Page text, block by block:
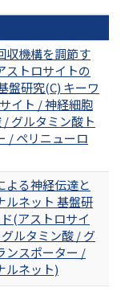
収機構を調節す
ストロサイトの
盤研究(C) キーワ
イト / 神経細胞
グルタミン酸ト
/ ペリニューロ
よる神経伝達と
ルネット 基盤研
(アストロサイ
ルタミン酸 / グ
ンスポーター /
ルネット)